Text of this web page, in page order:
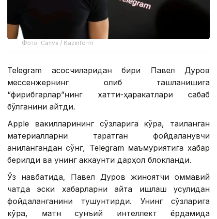
Фото: Canva / Kazinform
Telegram асосчиларидан бири Павел Дуров
мессенжернинг олиб ташланишига
“фирибгарлар”нинг хатти-ҳаракатлари сабаб
бўлганини айтди.
Apple вакилларининг сўзларига кўра, тақиқланган
материалларни тарқатган фойдаланувчи
аниқлангандан сўнг, Telegram маъмуриятига хабар
берилди ва унинг аккаунти дарҳол блокланди.
Ўз навбатида, Павел Дуров жиноятчи оммавий
чатда эски хабарларни қайта ишлаш усулидан
фойдаланганини тушунтирди. Унинг сўзларига
кўра, матн сунъий интеллект ёрдамида